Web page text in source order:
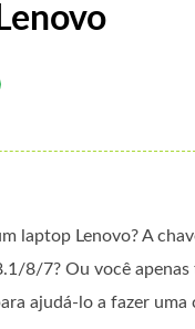
laptop Lenovo? A
8/7? Ou você
ajudá-lo a fazer